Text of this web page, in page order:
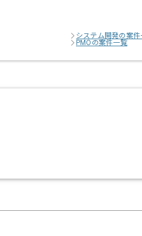
システム開発の案件
PMOの案件一覧